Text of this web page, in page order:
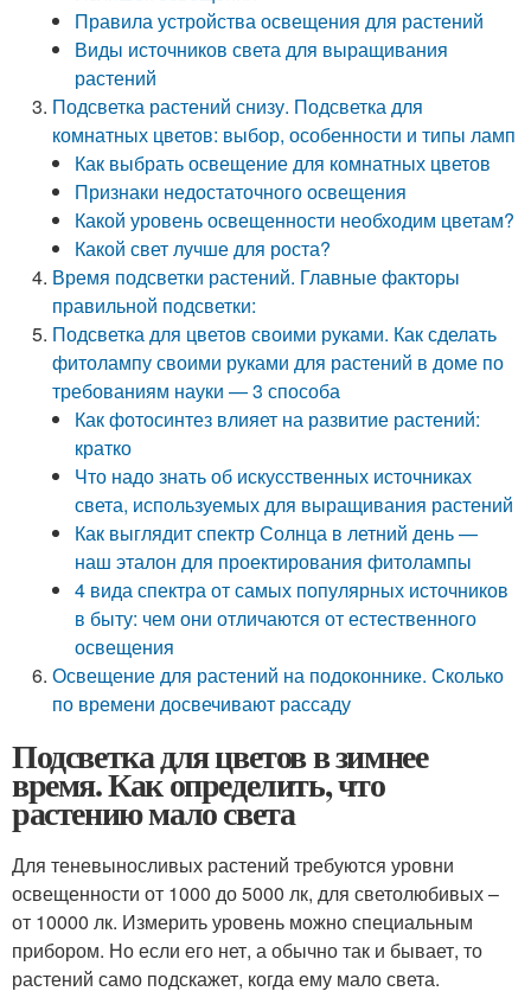
Правила устройства освещения для растений
Виды источников света для выращивания
растений
Подсветка растений снизу. Подсветка для
комнатных цветов: выбор, особенности и типы ламп
Как выбрать освещение для комнатных цветов
Признаки недостаточного освещения
Какой уровень освещенности необходим цветам?
Какой свет лучше для роста?
Время подсветки растений. Главные факторы
правильной подсветки:
Подсветка для цветов своими руками. Как сделать
фитолампу своими руками для растений в доме по
требованиям науки — 3 способа
Как фотосинтез влияет на развитие растений:
кратко
Что надо знать об искусственных источниках
света, используемых для выращивания растений
Как выглядит спектр Солнца в летний день —
наш эталон для проектирования фитолампы
4 вида спектра от самых популярных источников
в быту: чем они отличаются от естественного
освещения
Освещение для растений на подоконнике. Сколько
по времени досвечивают рассаду
Подсветка для цветов в зимнее
время. Как определить, что
растению мало света
Для теневыносливых растений требуются уровни
освещенности от 1000 до 5000 лк, для светолюбивых –
от 10000 лк. Измерить уровень можно специальным
прибором. Но если его нет, а обычно так и бывает, то
растений само подскажет, когда ему мало света.